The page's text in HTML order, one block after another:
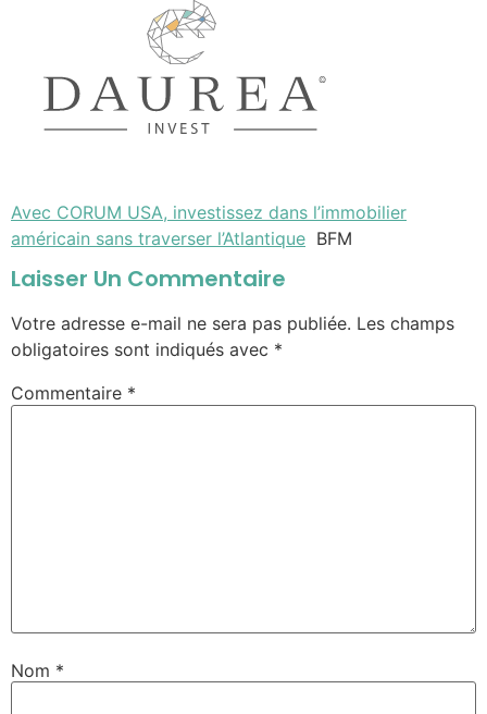
Avec CORUM USA, investissez dans l’immobilier
américain sans traverser l’Atlantique BFM
Laisser Un Commentaire
Votre adresse e-mail ne sera pas publiée. Les champs
obligatoires sont indiqués avec *
Commentaire *
Nom *